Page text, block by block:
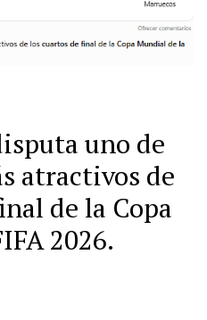
uno de
atractivos de
de la Copa
2026.